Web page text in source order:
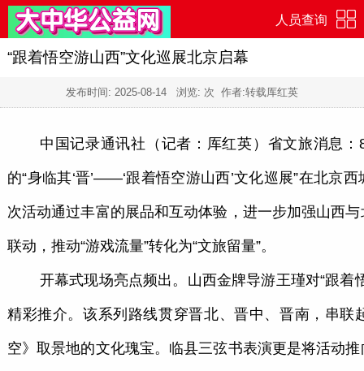
人员查询
“跟着悟空游山西”文化巡展北京启幕
发布时间: 2025-08-14 浏览: 次 作者:转载厍红英
中国记录通讯社（记者：厍红英）省文旅消息
的“身临其‘晋’——‘跟着悟空游山西’文化巡展”在北京
次活动通过丰富的展品和互动体验，进一步加强山西
联动，推动“游戏流量”转化为“文旅留量”。
开幕式现场亮点频出。山西金牌导游王瑾对“跟着
精彩推介。该系列路线贯穿晋北、晋中、晋南，串联
空》取景地的文化瑰宝。临县三弦书表演更是将活动